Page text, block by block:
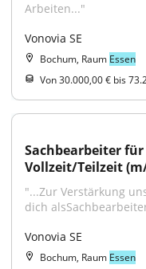
Arbeiten..."
Vonovia SE
Bochum, Raum Essen
Von 30.000,00 € bis
Sachbearbeiter
Vollzeit/Teilzeit
"...Zur Verstärkung
dich
Vonovia SE
Bochum, Raum Essen